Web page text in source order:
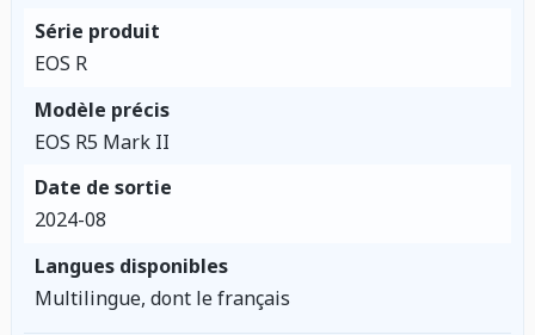
Série produit
EOS R
Modèle précis
EOS R5 Mark II
Date de sortie
2024-08
Langues disponibles
Multilingue, dont le français